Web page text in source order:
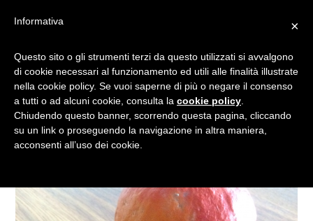
BANANA BREAD: LA
RICETTA PER LA
COLAZIONE D’AUTUNNO
×
Informativa
Questo sito o gli strumenti terzi da questo utilizzati si avvalgono
di cookie necessari al funzionamento ed utili alle finalità illustrate
nella cookie policy. Se vuoi saperne di più o negare il consenso
a tutti o ad alcuni cookie, consulta la cookie policy
Chiudendo questo banner, scorrendo questa pagina, cliccando
su un link o proseguendo la navigazione in altra maniera,
acconsenti all’uso dei cookie.